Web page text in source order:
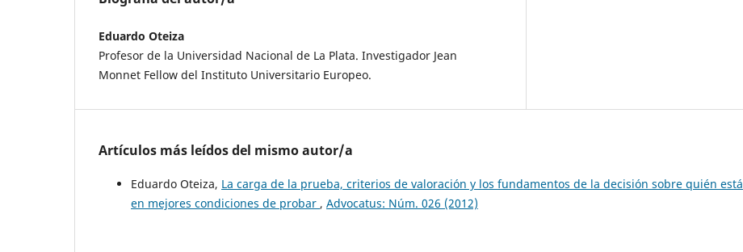
Eduardo Oteiza
Profesor de la Universidad Nacional de La Plata. Investigador Jean
Monnet Fellow del Instituto Universitario Europeo.
Artículos más leídos del mismo autor/a
Eduardo Oteiza, La carga de la prueba, criterios de valoración y los fundamentos de la decisión sobre quién está
en mejores condiciones de probar , Advocatus: Núm. 026 (2012)